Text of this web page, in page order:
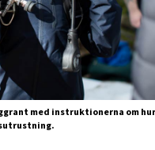
med instruktionerna om